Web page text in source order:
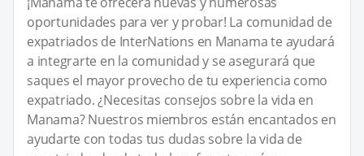
oportunidades para ver y probar! La comunidad de
expatriados de InterNations en Manama te ayudará
a integrarte en la comunidad y se asegurará que
saques el mayor provecho de tu experiencia como
expatriado. ¿Necesitas consejos sobre la vida en
Manama? Nuestros miembros están encantados en
ayudarte con todas tus dudas sobre la vida de